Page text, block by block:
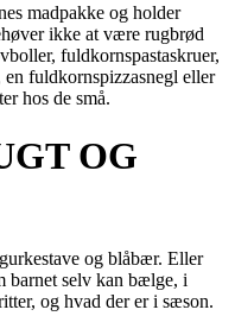
madpakke og holder
ikke at være rugbrød
fuldkornspastaskruer,
fuldkornspizzasnegl eller
hos de små.
OG
og blåbær. Eller
selv kan bælge, i
og hvad der er i sæson.